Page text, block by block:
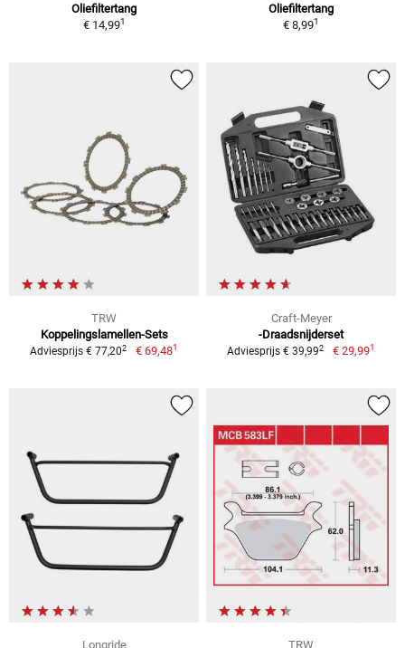
Oliefiltertang
€ 14,991
Oliefiltertang
€ 8,991
TRW
Koppelingslamellen-Sets
Adviesprijs € 77,202 € 69,481
Craft-Meyer
-Draadsnijderset
Adviesprijs € 39,992 € 29,991
Longride
TRW